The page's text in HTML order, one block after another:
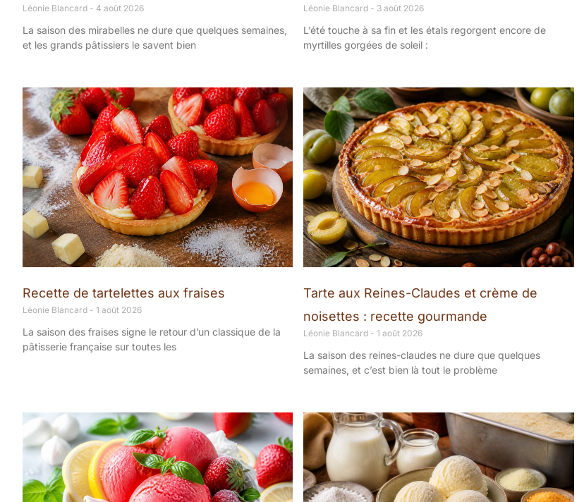
Léonie Blancard 4 août 2026
La saison des mirabelles ne dure que quelques semaines,
et les grands pâtissiers le savent bien
Léonie Blancard 3 août 2026
L’été touche à sa fin et les étals regorgent encore de
myrtilles gorgées de soleil :
Recette de tartelettes aux fraises
Léonie Blancard 1 août 2026
La saison des fraises signe le retour d’un classique de la
pâtisserie française sur toutes les
Tarte aux Reines-Claudes et crème de
noisettes : recette gourmande
Léonie Blancard 1 août 2026
La saison des reines-claudes ne dure que quelques
semaines, et c’est bien là tout le problème